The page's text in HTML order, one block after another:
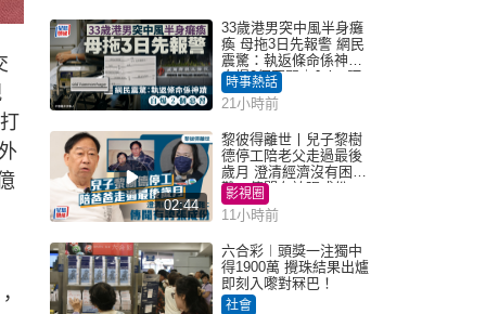
33歲港男突中風半身癱
瘓 母拖3日先報警 網民
震驚：執返條命係神蹟
自爆2個惡習｜Juicy叮
時事熱話
21小時前
02:44
黎彼得離世丨兒子黎樹
德停工陪老父走過最後
歲月 澄清經濟沒有困
難：傳聞有誇張成份
影視圈
11小時前
六合彩︱頭獎一注獨中
得1900萬 攪珠結果出爐
即刻入嚟對冧巴！
社會